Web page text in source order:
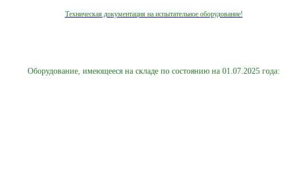
Техническая документация на испытательное оборудование!
Оборудование, имеющееся на складе по состоянию на 01.07.2025 года: